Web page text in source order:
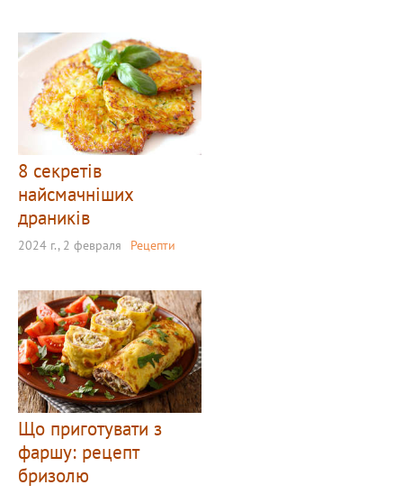
8 секретів
найсмачніших
драників
2024 г., 2 февраля Рецепти
Що приготувати з
фаршу: рецепт
бризолю